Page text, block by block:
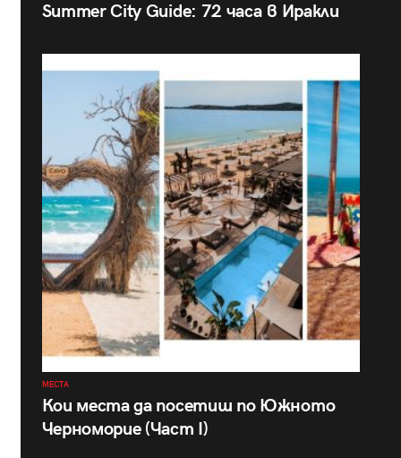
Summer City Guide: 72 часа в Иракли
МЕСТА
Кои места да посетиш по Южното
Черноморие (Част I)